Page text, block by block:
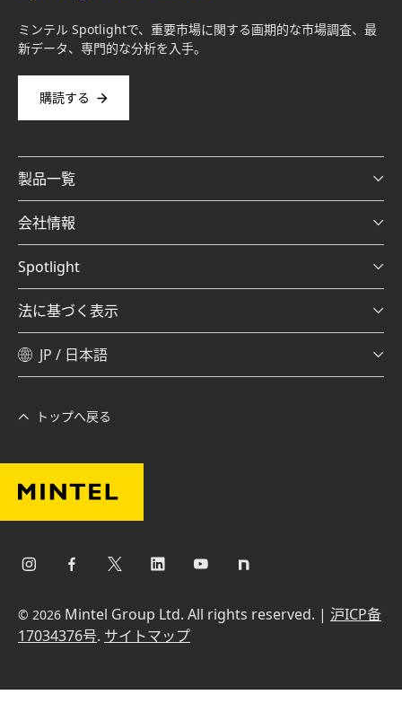
ミンテル Spotlightで、重要市場に関する画期的な市場調査、最
新データ、専門的な分析を入手。
購読する
製品一覧
会社情報
Spotlight
法に基づく表示
JP / 日本語
トップへ戻る
© 2026 Mintel Group Ltd. All rights reserved. | 沪ICP备
17034376号. サイトマップ